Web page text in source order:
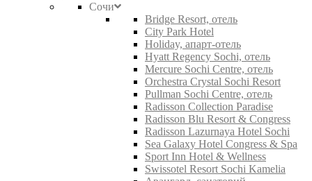
Сочи
Bridge Resort, отель
City Park Hotel
Holiday, апарт-отель
Hyatt Regency Sochi, отель
Mercure Sochi Centre, отель
Orchestra Crystal Sochi Resort
Pullman Sochi Centre, отель
Radisson Collection Paradise
Radisson Blu Resort & Congress
Radisson Lazurnaya Hotel Sochi
Sea Galaxy Hotel Congress & Spa
Sport Inn Hotel & Wellness
Swissotel Resort Sochi Kamelia